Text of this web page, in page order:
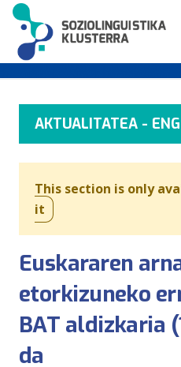
AKTUALITATEA - ENG
This section is only
it
Euskararen
etorkizuneko
BAT aldizkaria
da